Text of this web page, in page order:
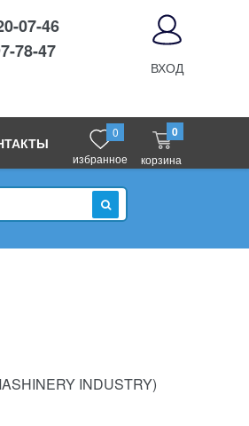
07-46
78-47
ВХОД
0
избранное
0
корзина
ИСКАТЬ
INDUSTRY)